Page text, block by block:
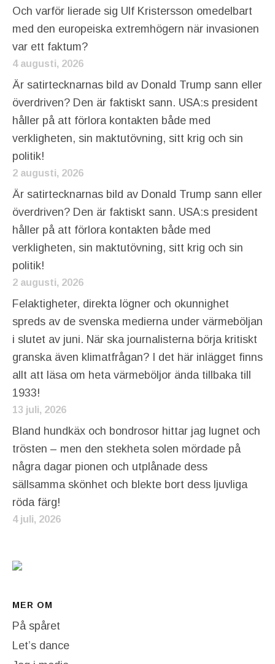
Och varför lierade sig Ulf Kristersson omedelbart
med den europeiska extremhögern när invasionen
var ett faktum?
4 augusti, 2026
Är satirtecknarnas bild av Donald Trump sann eller
överdriven? Den är faktiskt sann. USA:s president
håller på att förlora kontakten både med
verkligheten, sin maktutövning, sitt krig och sin
politik!
2 augusti, 2026
Är satirtecknarnas bild av Donald Trump sann eller
överdriven? Den är faktiskt sann. USA:s president
håller på att förlora kontakten både med
verkligheten, sin maktutövning, sitt krig och sin
politik!
2 augusti, 2026
Felaktigheter, direkta lögner och okunnighet
spreds av de svenska medierna under värmeböljan
i slutet av juni. När ska journalisterna börja kritiskt
granska även klimatfrågan? I det här inlägget finns
allt att läsa om heta värmeböljor ända tillbaka till
1933!
13 juli, 2026
Bland hundkäx och bondrosor hittar jag lugnet och
trösten – men den stekheta solen mördade på
några dagar pionen och utplånade dess
sällsamma skönhet och blekte bort dess ljuvliga
röda färg!
4 juli, 2026
MER OM
På spåret
Let’s dance